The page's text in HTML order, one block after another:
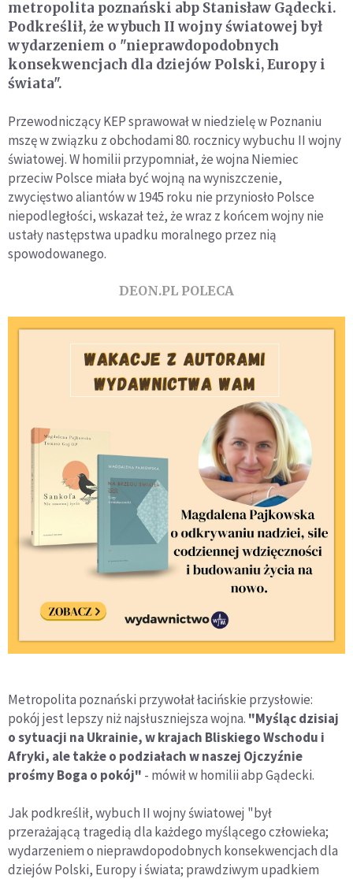
metropolita poznański abp Stanisław Gądecki.
Podkreślił, że wybuch II wojny światowej był
wydarzeniem o "nieprawdopodobnych
konsekwencjach dla dziejów Polski, Europy i
świata".
Przewodniczący KEP sprawował w niedzielę w Poznaniu
mszę w związku z obchodami 80. rocznicy wybuchu II wojny
światowej. W homilii przypomniał, że wojna Niemiec
przeciw Polsce miała być wojną na wyniszczenie,
zwycięstwo aliantów w 1945 roku nie przyniosło Polsce
niepodległości, wskazał też, że wraz z końcem wojny nie
ustały następstwa upadku moralnego przez nią
spowodowanego.
DEON.PL POLECA
Metropolita poznański przywołał łacińskie przysłowie:
pokój jest lepszy niż najsłuszniejsza wojna. "Myśląc dzisiaj
o sytuacji na Ukrainie, w krajach Bliskiego Wschodu i
Afryki, ale także o podziałach w naszej Ojczyźnie
prośmy Boga o pokój" - mówił w homilii abp Gądecki.
Jak podkreślił, wybuch II wojny światowej "był
przerażającą tragedią dla każdego myślącego człowieka;
wydarzeniem o nieprawdopodobnych konsekwencjach dla
dziejów Polski, Europy i świata; prawdziwym upadkiem